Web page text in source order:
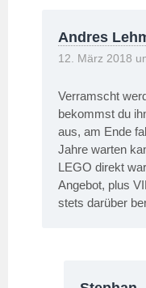
Andres
12. März 2018
Verramscht
bekommst du
aus, am Ende
Jahre warten
LEGO direkt
Angebot, plus
stets darüber